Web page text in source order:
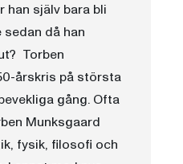
han själv bara bli
då han
Torben
årskris på största
gång. Ofta
Munksgaard
fysik, filosofi och